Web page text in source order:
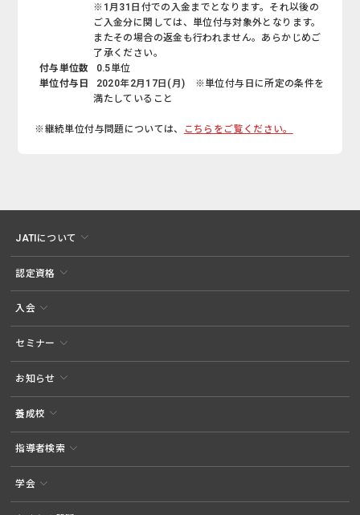
※1月31日付での入金までとなります。それ以後の
ご入金分に関しては、単位付与対象外となります。
またその場合の返金も行われません。あらかじめご
了承ください。
付与単位数
0.5単位
単位付与日
2020年2月17日(月) ※単位付与日に所定の条件を
満たしていること
※継続単位付与問題については、 こちらをご覧ください。
JATIについて
認定資格
入会
セミナー
お知らせ
養成校
指導者検索
学会